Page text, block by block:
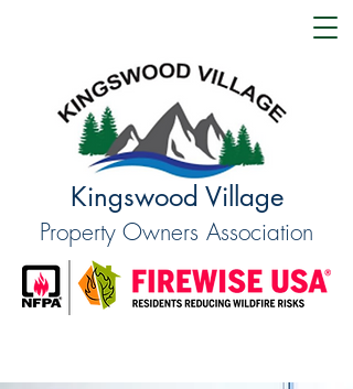
Kingswood Village
Property Owners Association